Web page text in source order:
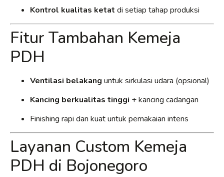
Kontrol kualitas ketat di setiap tahap produksi
Fitur Tambahan Kemeja
PDH
Ventilasi belakang untuk sirkulasi udara (opsional)
Kancing berkualitas tinggi + kancing cadangan
Finishing rapi dan kuat untuk pemakaian intens
Layanan Custom Kemeja
PDH di Bojonegoro